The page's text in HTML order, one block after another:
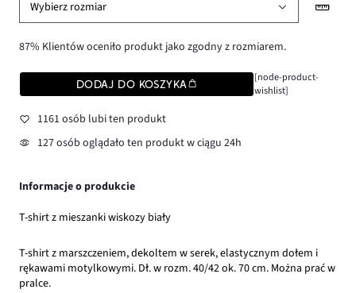
Wybierz rozmiar
87% Klientów oceniło produkt jako zgodny z rozmiarem.
DODAJ DO KOSZYKA
[node-product-
wishlist]
1161 osób lubi ten produkt
127 osób oglądało ten produkt w ciągu 24h
Informacje o produkcie
T-shirt z mieszanki wiskozy biały
T-shirt z marszczeniem, dekoltem w serek, elastycznym dołem i
rękawami motylkowymi. Dł. w rozm. 40/42 ok. 70 cm. Można prać w
pralce.